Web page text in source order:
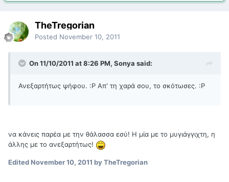
TheTregorian
Posted November 10, 2011
On 11/10/2011 at 8:26 PM, Sonya said:
Ανεξαρτήτως ψήφου. :Ρ Απ' τη χαρά σου, το σκότωσες. :Ρ
να κάνεις παρέα με την θάλασσα εσύ! Η μία με το μυγιάγγιχτη, η
άλλης με το ανεξαρτήτως!
EditedNovember 10, 2011 by TheTregorian